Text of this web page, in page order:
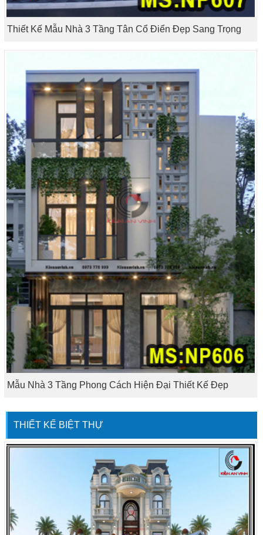
Thiết Kế Mẫu Nhà 3 Tầng Tân Cổ Điển Đẹp Sang Trọng
Mẫu Nhà 3 Tầng Phong Cách Hiện Đại Thiết Kế Đẹp
THIẾT KẾ BIỆT THỰ